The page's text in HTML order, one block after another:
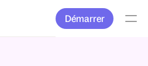
Démarrer